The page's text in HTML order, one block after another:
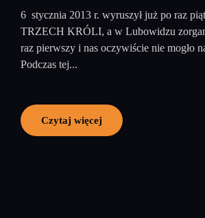
6 stycznia 2013 r. wyruszył już po raz
TRZECH KRÓLI, a w Lubowidzu
raz pierwszy i nas oczywiście nie mogło
Podczas tej...
Czytaj więcej